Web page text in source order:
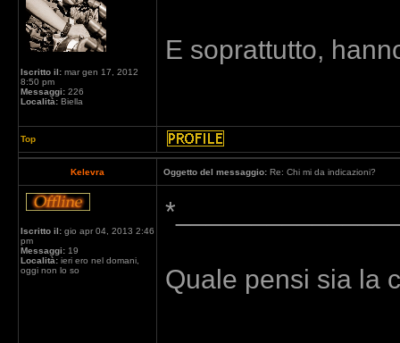
Iscritto il: mar gen 17, 2012
8:50 pm
Messaggi: 226
Località: Biella
E soprattutto,
Top
Kelevra Oggetto del messaggio: Re: Chi mi da indicazioni?
Iscritto il: gio apr 04, 2013 2:46
pm
Messaggi: 19
Località: ieri ero nel domani,
oggi non lo so
Quale pensi sia la